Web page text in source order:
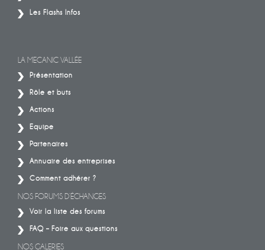
Les Flashs Infos
LA MECANIC VALLÉE
Présentation
Rôle et buts
Actions
Equipe
Partenaires
Annuaire des entreprises
Comment adhérer ?
NOS FORUMS D’ÉCHANGES
Voir la liste des forums
FAQ – Foire aux questions
NOS GALERIES